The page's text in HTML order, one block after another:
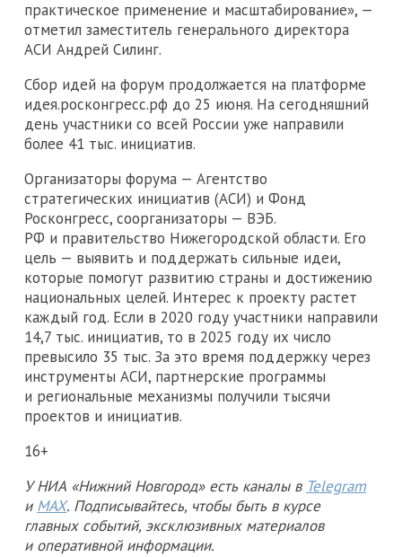
практическое применение и масштабирование», —
отметил заместитель генерального директора
АСИ Андрей Силинг.
Сбор идей на форум продолжается на платформе
идея.росконгресс.рф до 25 июня. На сегодняшний
день участники со всей России уже направили
более 41 тыс. инициатив.
Организаторы форума — Агентство
стратегических инициатив (АСИ) и Фонд
Росконгресс, соорганизаторы — ВЭБ.
РФ и правительство Нижегородской области. Его
цель — выявить и поддержать сильные идеи,
которые помогут развитию страны и достижению
национальных целей. Интерес к проекту растет
каждый год. Если в 2020 году участники направили
14,7 тыс. инициатив, то в 2025 году их число
превысило 35 тыс. За это время поддержку через
инструменты АСИ, партнерские программы
и региональные механизмы получили тысячи
проектов и инициатив.
16+
У НИА «Нижний Новгород» есть каналы в Telegram
и MAX. Подписывайтесь, чтобы быть в курсе
главных событий, эксклюзивных материалов
и оперативной информации.